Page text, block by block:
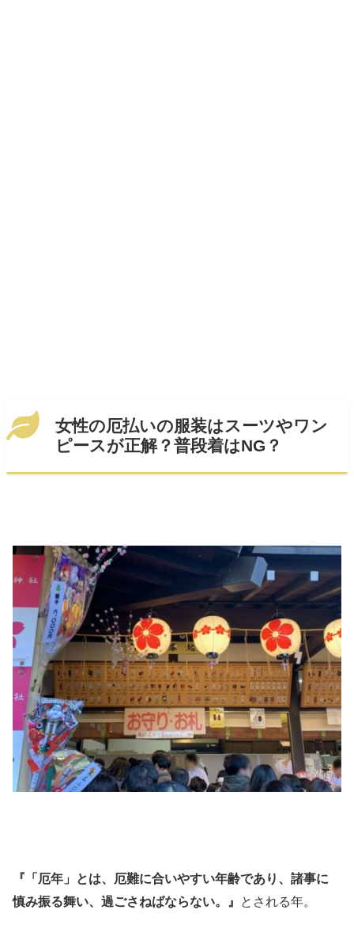
女性の厄払いの服装はスーツやワン
ピースが正解？普段着はNG？
『「厄年」とは、厄難に合いやすい年齢であり、諸事に
慎み振る舞い、過ごさねばならない。』 とされる年。